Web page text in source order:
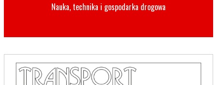
Nauka, technika i gospodarka drogowa